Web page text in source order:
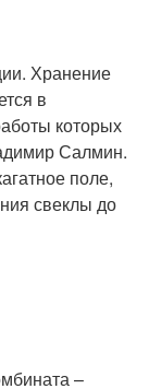
Хранение
в
которых
Салмин.
поле,
свеклы до
–